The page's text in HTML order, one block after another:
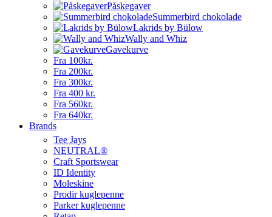
Påskegaver
Summerbird chokolade
Lakrids by Bülow
Wally and Whiz
Gavekurve
Fra 100kr.
Fra 200kr.
Fra 300kr.
Fra 400 kr.
Fra 560kr.
Fra 640kr.
Brands
Tee Jays
NEUTRAL®
Craft Sportswear
ID Identity
Moleskine
Prodir kuglepenne
Parker kuglepenne